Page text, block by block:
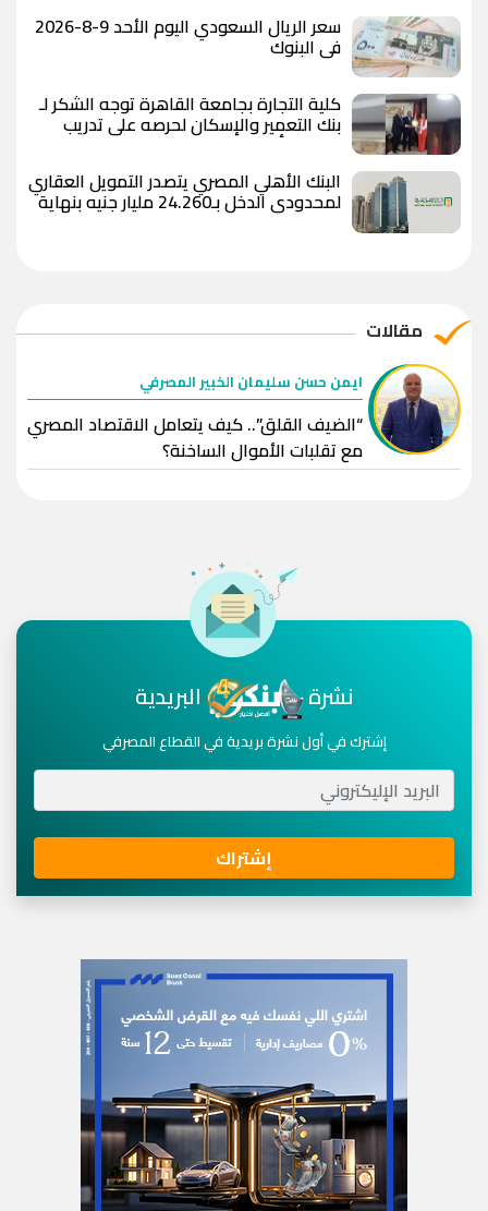
سعر الريال السعودي اليوم الأحد 9-8-2026
في البنوك
كلية التجارة بجامعة القاهرة توجه الشكر لـ
بنك التعمير والإسكان لحرصه على تدريب
طلاب وتأهيلهم لسوق العمل
البنك الأهلي المصري يتصدر التمويل العقاري
لمحدودي الدخل بـ24.260 مليار جنيه بنهاية
يوليو 2026
مقالات
ايمن حسن سليمان الخبير المصرفي
“الضيف القلق”.. كيف يتعامل الاقتصاد المصري
مع تقلبات الأموال الساخنة؟
نشرة البريدية
إشترك في أول نشرة بريدية في القطاع المصرفي